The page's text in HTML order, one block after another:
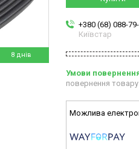
8 днів
+380 (68) 088-
Київстар
повернення